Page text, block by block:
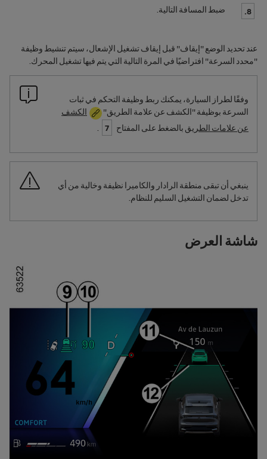
8. ضبط المسافة التالية.
عند تحديد الوضع "إيقاف" قبل إيقاف تشغيل الإشعال، سيتم تنشيط وظيفة
"محدد السرعة" افتراضيًا في المرة التالية التي يتم فيها تشغيل المحرك.
وفقًا لطراز السيارة، يمكنك ربط وظيفة التحكم في ثبات
السرعة بوظيفة "الكشف عن علامة الطريق"
الكشف
عن علامات الطريق بالضغط على المفتاح 7
ينبغي أن تبقى منطقة الرادار والكاميرا نظيفة وخالية من أي
تدخل لضمان التشغيل السليم للنظام.
شاشة العرض